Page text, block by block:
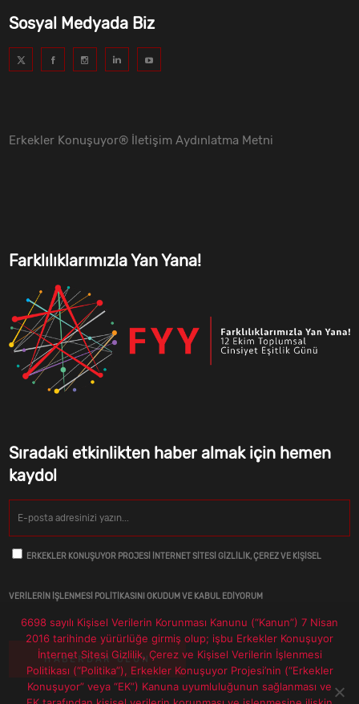
Sosyal Medyada Biz
Erkekler Konuşuyor® İletişim Aydınlatma Metni
Farklılıklarımızla Yan Yana!
Sıradaki etkinlikten haber almak için hemen
kaydol
ERKEKLER KONUŞUYOR PROJESI İNTERNET SITESI GIZLILIK, ÇEREZ VE KIŞISEL
VERILERIN İŞLENMESI POLITIKASINI OKUDUM VE KABUL EDIYORUM
6698 sayılı Kişisel Verilerin Korunması Kanunu (“Kanun”) 7 Nisan
2016 tarihinde yürürlüğe girmiş olup; işbu Erkekler Konuşuyor
İnternet Sitesi Gizlilik, Çerez ve Kişisel Verilerin İşlenmesi
Politikası (“Politika”), Erkekler Konuşuyor Projesi’nin (“Erkekler
Konuşuyor” veya “EK”) Kanuna uyumluluğunun sağlanması ve